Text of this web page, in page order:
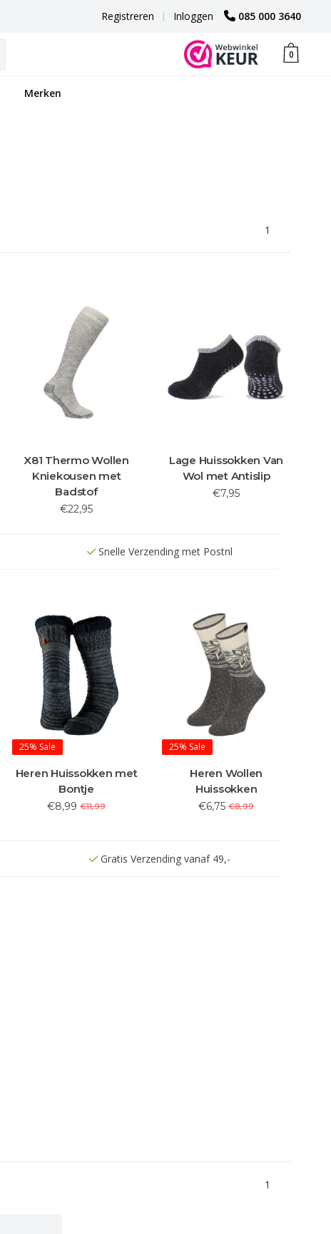
085 000 3640
Inloggen
|
Registreren
0
Merken
1
X81 Thermo Wollen
Kniekousen met
Badstof
€22,95
Lage Huissokken Van
Wol met Antislip
€7,95
Snelle Verzending met Postnl
25% Sale
Heren Huissokken met
Bontje
€8,99 €11,99
25% Sale
Heren Wollen
Huissokken
€6,75 €8,99
Gratis Verzending vanaf 49,-
1